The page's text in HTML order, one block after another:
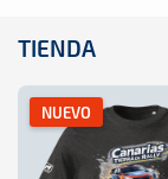
TIENDA
NUEVO